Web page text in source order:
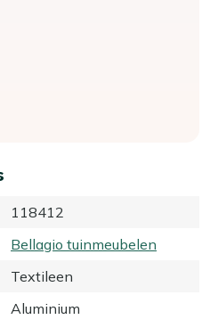
118412
Bellagio tuinmeubelen
Textileen
Aluminium